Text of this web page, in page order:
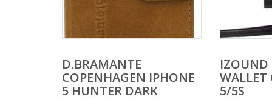
D.BRAMANTE
COPENHAGEN IPHONE
5 HUNTER DARK
IZOUND
WALLET
5/5S